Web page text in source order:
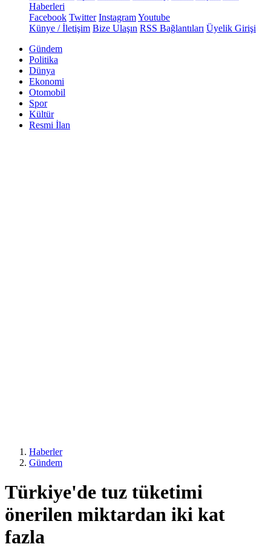
Haberleri
Facebook Twitter InstagramYoutube
Künye / İletişim Bize Ulaşın RSS Bağlantıları Üyelik Girişi
Gündem
Politika
Dünya
Ekonomi
Otomobil
Spor
Kültür
Resmi İlan
Haberler
Gündem
Türkiye'de tuz tüketimi
önerilen miktardan iki kat
fazla